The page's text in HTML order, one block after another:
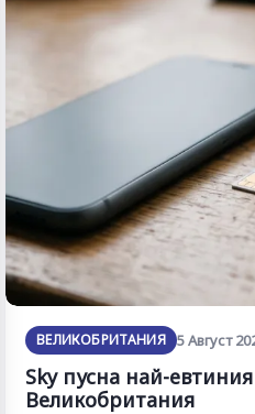
ВЕЛИКОБРИТАНИЯ 5 Август
Sky пусна най-
Великобритания